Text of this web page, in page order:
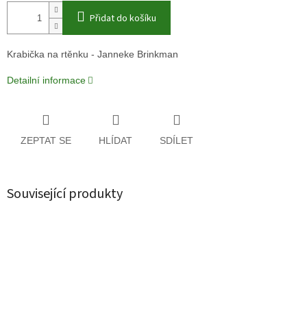
Přidat do košíku
Krabička na rtěnku - Janneke Brinkman
Detailní informace
ZEPTAT SE HLÍDAT SDÍLET
Související produkty